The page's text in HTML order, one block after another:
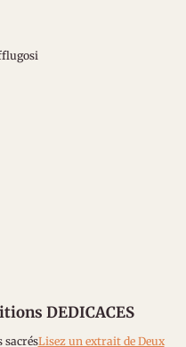
DEDICACES
Lisez un extrait de Deux